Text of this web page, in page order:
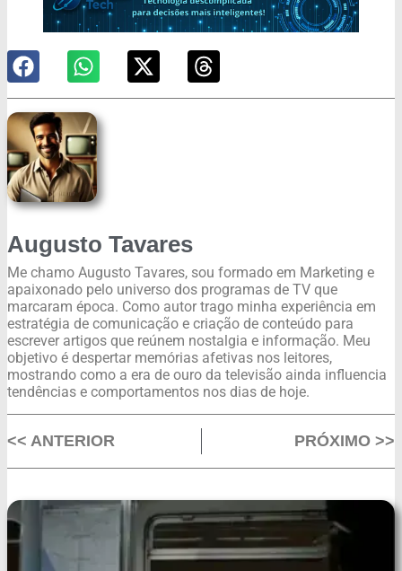
Augusto Tavares
Me chamo Augusto Tavares, sou formado em Marketing e
apaixonado pelo universo dos programas de TV que
marcaram época. Como autor trago minha experiência em
estratégia de comunicação e criação de conteúdo para
escrever artigos que reúnem nostalgia e informação. Meu
objetivo é despertar memórias afetivas nos leitores,
mostrando como a era de ouro da televisão ainda influencia
tendências e comportamentos nos dias de hoje.
<< ANTERIOR PRÓXIMO >>